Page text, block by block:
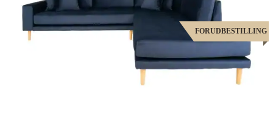
FORUDBESTILLING